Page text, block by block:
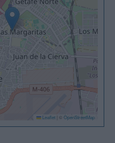
Leaflet © OpenStreetMap